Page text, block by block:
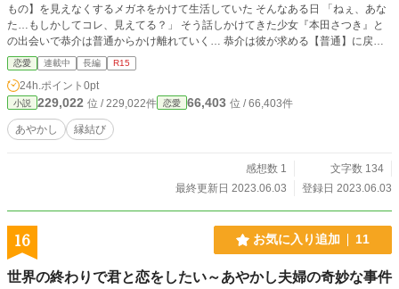
もの】を見えなくするメガネをかけて生活していた そんなある日 「ねぇ、あな
た…もしかしてコレ、見えてる？」 そう話しかけてきた少女『本田さつき』と
の出会いで恭介は普通からかけ離れていく… 恭介は彼が求める【普通】に戻れ
るのだろうか？
恋愛 連載中 長編 R15
24h.ポイント 0pt
小説 229,022 位 / 229,022件 恋愛 66,403 位 / 66,403件
あやかし 縁結び
感想数 1
文字数 134
最終更新日 2023.06.03
登録日 2023.06.03
16 お気に入り追加 11
世界の終わりで君と恋をしたい～あやかし夫婦の奇妙な事件